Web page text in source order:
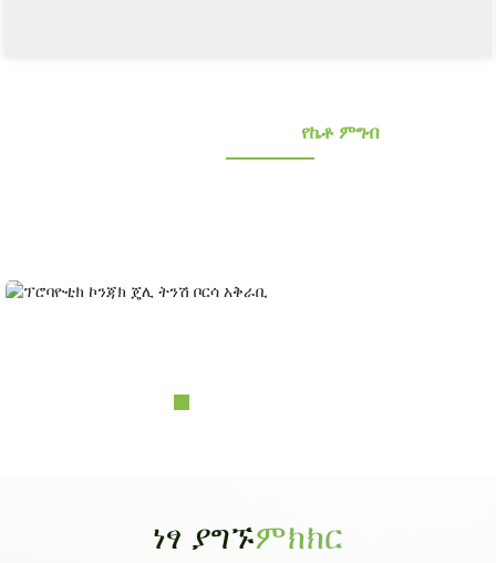
የኬቶ ምግብ
ነፃ ያግኙምክክር